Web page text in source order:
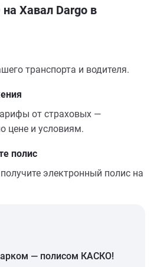
Хавал Dargo в
транспорта и водителя.
от страховых —
цене и условиям.
полис
электронный полис на
— полисом КАСКО!